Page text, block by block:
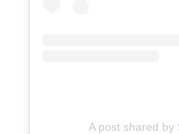
A post shared by